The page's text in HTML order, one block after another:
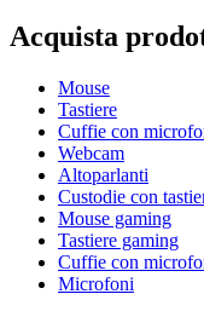
Acquista
Mouse
Tastiere
Cuffie con
Webcam
Altoparlanti
Custodie con
Mouse gaming
Tastiere gaming
Cuffie con
Microfoni